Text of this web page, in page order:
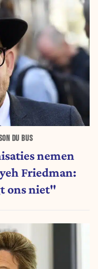
DU BUS
nemen
Friedman:
ons niet"